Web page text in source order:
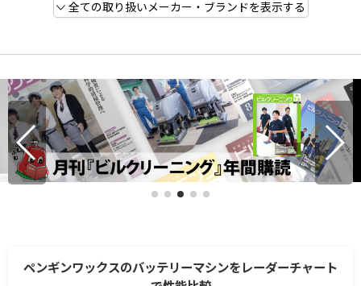
全ての取り扱いメーカー・ブランドを表示する